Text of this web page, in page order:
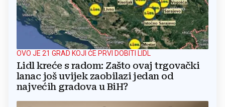
OVO JE 21 GRAD KOJI ĆE PRVI DOBITI LIDL
Lidl kreće s radom: Zašto ovaj trgovački
lanac još uvijek zaobilazi jedan od
najvećih gradova u BiH?